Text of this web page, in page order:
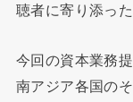
聴者に寄り添っ
今回の資本業務
南アジア各国の